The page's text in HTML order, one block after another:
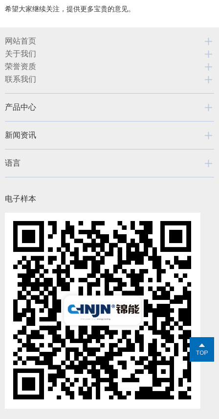
希望大家继续关注，提供更多宝贵的意见。
网站首页
关于我们
荣誉资质
联系我们
产品中心
新闻资讯
语言
电子样本